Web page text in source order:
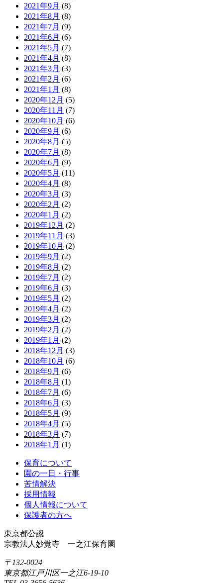
2021年9月 (8)
2021年8月 (8)
2021年7月 (9)
2021年6月 (6)
2021年5月 (7)
2021年4月 (8)
2021年3月 (3)
2021年2月 (6)
2021年1月 (8)
2020年12月 (5)
2020年11月 (7)
2020年10月 (6)
2020年9月 (6)
2020年8月 (5)
2020年7月 (8)
2020年6月 (9)
2020年5月 (11)
2020年4月 (8)
2020年3月 (3)
2020年2月 (2)
2020年1月 (2)
2019年12月 (2)
2019年11月 (3)
2019年10月 (2)
2019年9月 (2)
2019年8月 (2)
2019年7月 (2)
2019年6月 (3)
2019年5月 (2)
2019年4月 (2)
2019年3月 (2)
2019年2月 (2)
2019年1月 (2)
2018年12月 (3)
2018年10月 (6)
2018年9月 (6)
2018年8月 (1)
2018年7月 (6)
2018年6月 (3)
2018年5月 (9)
2018年4月 (5)
2018年3月 (7)
2018年1月 (1)
保育について
園の一日・行事
苦情解決
採用情報
個人情報について
保護者の方へ
東京都公認
宗教法人妙覚寺 一之江保育園
〒132-0024
東京都江戸川区一之江6-19-10